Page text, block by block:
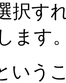
択す
ます
いう